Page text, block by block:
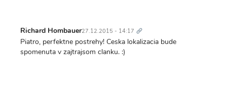
Richard Hombauer27.12.2015 - 14:17 odkaz
Piatro, perfektne postrehy! Ceska lokalizacia bude
spomenuta v zajtrajsom clanku. :)